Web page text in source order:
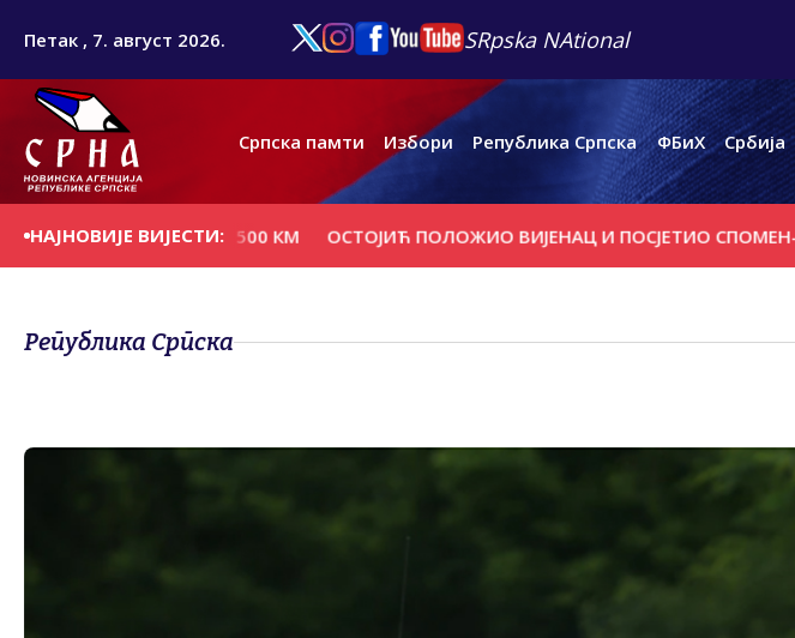
Петак , 7. август 2026. SRpska NAtional
Српска памти Избори Република Српска ФБиХ Србија
НАЈНОВИЈЕ ВИЈЕСТИ:
ПО 500 КМ ОСТОЈИЋ ПОЛОЖИО ВИЈЕНАЦ И ПОСЈЕТИО СПОМЕН-СОБУ
Република Српска